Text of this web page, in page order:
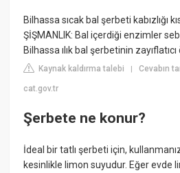
Bilhassa sıcak bal şerbeti kabızlığı
ŞİŞMANLIK: Bal içerdiği enzimler
Bilhassa ılık bal şerbetinin zayıflatıcı
Kaynak kaldırma talebi |Cevabın
cat.gov.tr
Şerbete ne konur?
İdeal bir tatlı şerbeti için,
kesinlikle limon suyudur. Eğer evde